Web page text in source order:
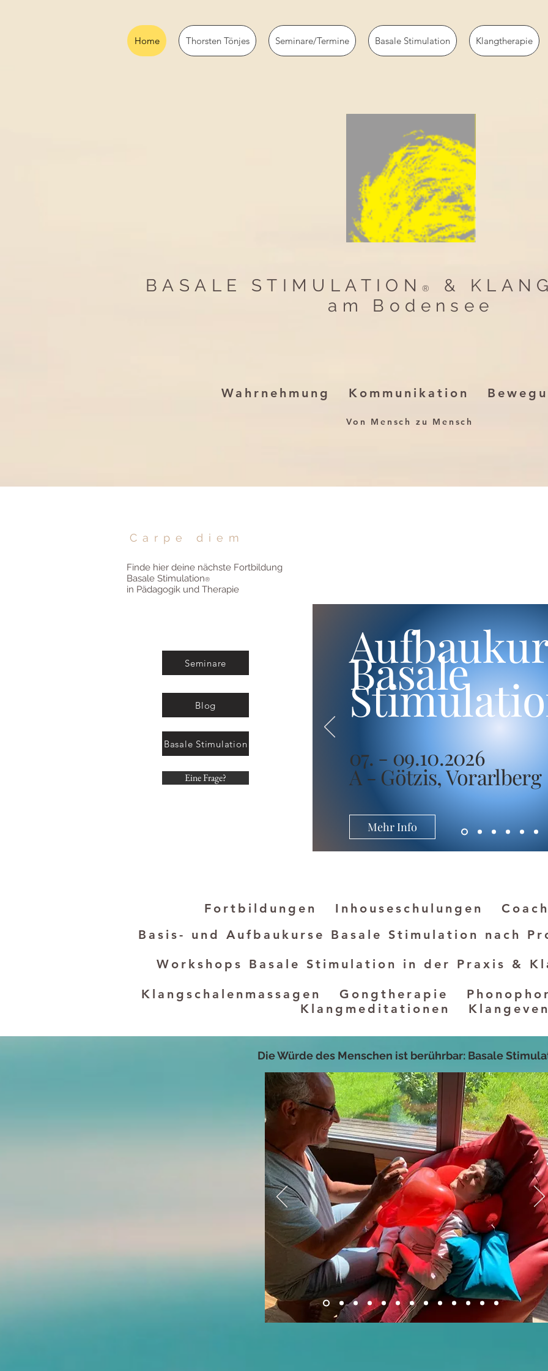
Home Thorsten Tönjes Seminare/Termine Basale Stimulation Klangtherapie
BASALE STIMULATION®
&
am Bodensee
Wahrnehmung Kommunikation
Von Mensch zu Mensch
Carpe diem
Finde hier deine nächste Fortbildung
Basale Stimulation®
in Pädagogik und Therapie
Seminare
Blog
Basale Stimulation
Eine Frage?
Basale
07. - 09.10.2026
A - Götzis, Vorarlberg
Mehr Info
Fortbildungen Inhouseschulungen
Basis- und Aufbaukurse Basal e Stimulation nach
Workshops Basale Stimulation in der Praxis &
Klangschalenmassagen Gongtherapie
Klangmeditationen
Die Würde des Menschen ist berührbar: Basale